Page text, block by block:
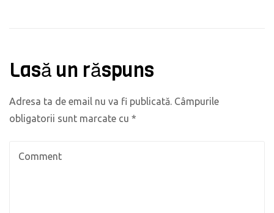
Lasă un răspuns
Adresa ta de email nu va fi publicată. Câmpurile
obligatorii sunt marcate cu *